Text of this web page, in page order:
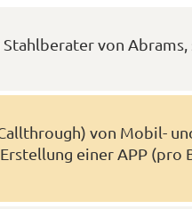
von Abrams,
von Mobil-
einer APP (pro